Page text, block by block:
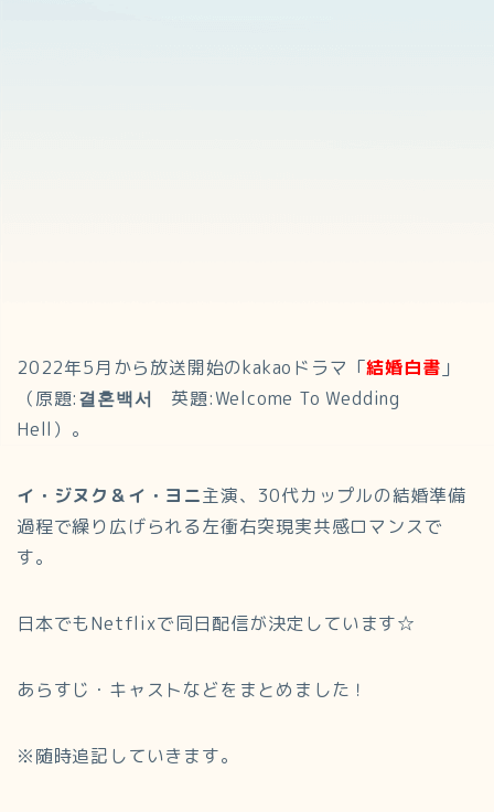
2022年5月から放送開始のkakaoドラマ「結婚白書 」
（原題:결혼백서
英題:Welcome To Wedding
Hell）。
イ・ジヌク＆イ・ヨニ主演、30代カップルの結婚準備
過程で繰り広げられる左衝右突現実共感ロマンスで
す。
日本でもNetflixで同日配信が決定しています☆
あらすじ・キャストなどをまとめました！
※随時追記していきます。